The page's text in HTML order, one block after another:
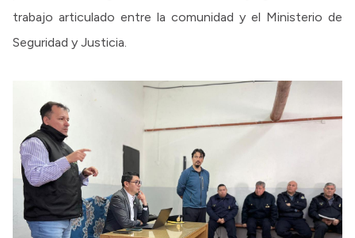
trabajo articulado entre la comunidad y el Ministerio de
Seguridad y Justicia.